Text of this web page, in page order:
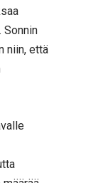
Sonnin
niin, että